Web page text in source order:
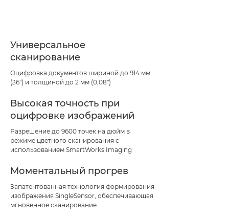
Универсальное
сканирование
Оцифровка документов шириной до 914 мм
(36") и толщиной до 2 мм (0,08")
Высокая точность при
оцифровке изображений
Разрешение до 9600 точек на дюйм в
режиме цветного сканирования с
использованием SmartWorks Imaging
Моментальный прогрев
Запатентованная технология формирования
изображения SingleSensor, обеспечивающая
мгновенное сканирование